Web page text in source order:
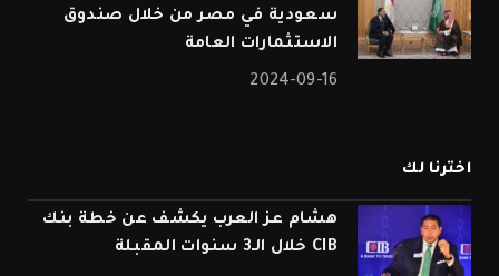
سعودية في مصر من خلال صندوق
الاستثمارات العامة
2024-09-16
اخترنا لك
هشام عز العرب يكشف عن خطة بنك
CIB خلال الـ3 سنوات المقبلة